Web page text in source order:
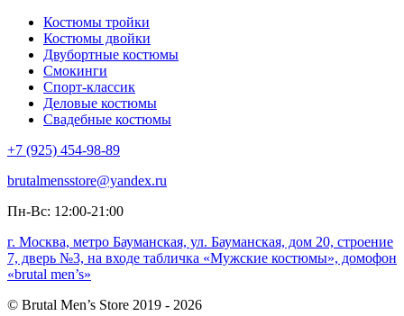
Костюмы тройки
Костюмы двойки
Двубортные костюмы
Смокинги
Спорт-классик
Деловые костюмы
Свадебные костюмы
+7 (925) 454-98-89
brutalmensstore@yandex.ru
Пн-Вс: 12:00-21:00
г. Москва, метро Бауманская, ул. Бауманская, дом 20, строение
7, дверь №3, на входе табличка «Мужские костюмы», домофон
«brutal men’s»
© Brutal Men’s Store 2019 - 2026